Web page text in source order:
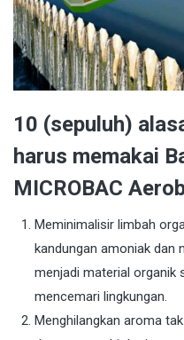
10 (sepuluh)
harus memakai
MICROBAC
Meminimalisir limbah
kandungan amoniak dan
menjadi material organik
mencemari lingkungan.
Menghilangkan aroma